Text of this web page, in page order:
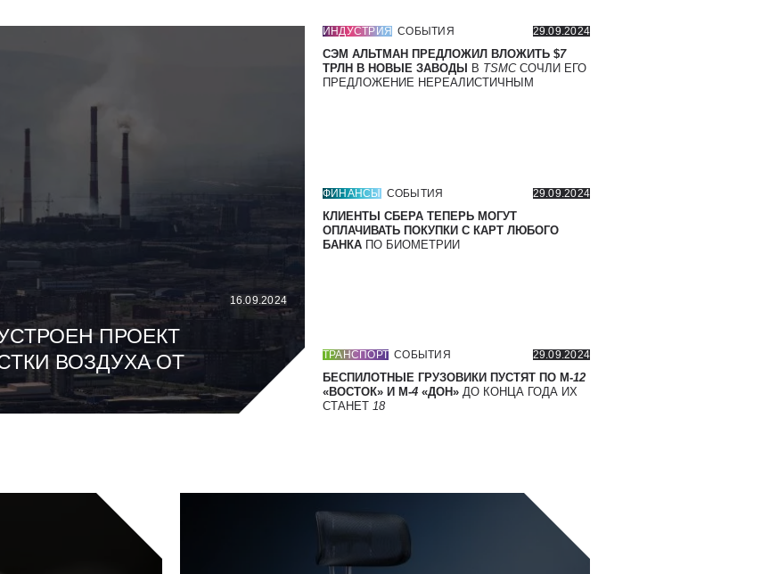
16.09.2024
ПРОЕКТ
ВОЗДУХА ОТ
ИНДУСТРИЯ СОБЫТИЯ 29.09.2024
СЭМ АЛЬТМАН ПРЕДЛОЖИЛ ВЛОЖИТЬ $7
ТРЛН В НОВЫЕ ЗАВОДЫ
В TSMC СОЧЛИ ЕГО
ПРЕДЛОЖЕНИЕ НЕРЕАЛИСТИЧНЫМ
ФИНАНСЫ СОБЫТИЯ 29.09.2024
КЛИЕНТЫ СБЕРА ТЕПЕРЬ МОГУТ
ОПЛАЧИВАТЬ ПОКУПКИ С КАРТ ЛЮБОГО
БАНКА ПО БИОМЕТРИИ
ТРАНСПОРТ СОБЫТИЯ 29.09.2024
БЕСПИЛОТНЫЕ ГРУЗОВИКИ ПУСТЯТ ПО М-12
«ВОСТОК» И М-4 «ДОН» ДО КОНЦА ГОДА ИХ
СТАНЕТ 18